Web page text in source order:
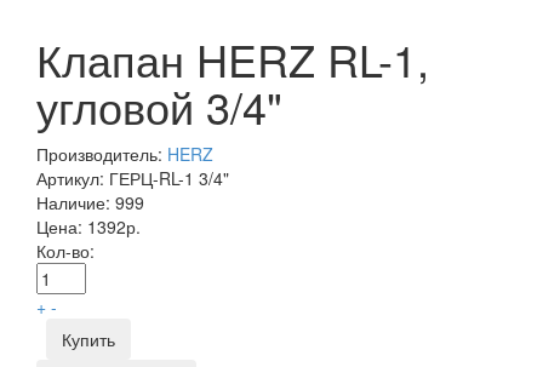
Клапан HERZ RL-1,
угловой 3/4"
Производитель: HERZ
Артикул: ГЕРЦ-RL-1 3/4"
Наличие: 999
Цена: 1392р.
Кол-во:
+ -
Купить